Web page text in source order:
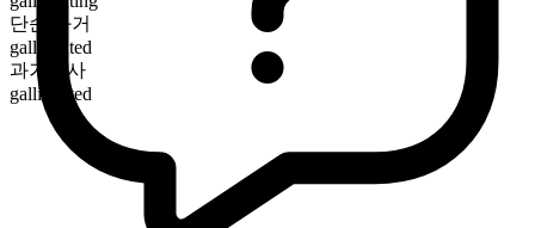
단순 과거
gallivanted
과거분사
gallivanted